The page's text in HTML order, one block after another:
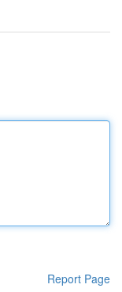
Report Page